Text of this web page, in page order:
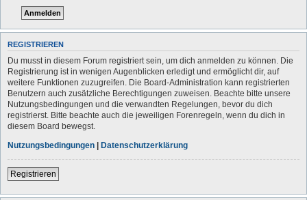
REGISTRIEREN
Du musst in diesem Forum registriert sein, um dich anmelden zu können. Die
Registrierung ist in wenigen Augenblicken erledigt und ermöglicht dir, auf
weitere Funktionen zuzugreifen. Die Board-Administration kann registrierten
Benutzern auch zusätzliche Berechtigungen zuweisen. Beachte bitte unsere
Nutzungsbedingungen und die verwandten Regelungen, bevor du dich
registrierst. Bitte beachte auch die jeweiligen Forenregeln, wenn du dich in
diesem Board bewegst.
Nutzungsbedingungen | Datenschutzerklärung
Registrieren